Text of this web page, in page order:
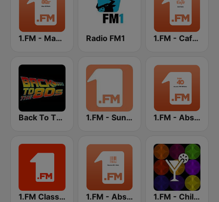
1.FM - Magic 80 Radio FM1 1.FM - Cafe Radio
Back To The 80's Radio 1.FM - Sunshine 1.FM - Absolute Top 40
1.FM Classic Rock 1.FM - Absolute 90s 1.FM - Chillout Lounge